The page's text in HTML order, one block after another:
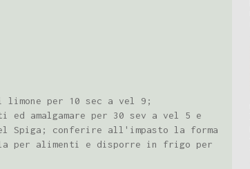
per 10 sec a vel 9;
amalgamare per 30 sev a vel 5 e
Spiga; conferire all'impasto la forma
per alimenti e disporre in frigo per